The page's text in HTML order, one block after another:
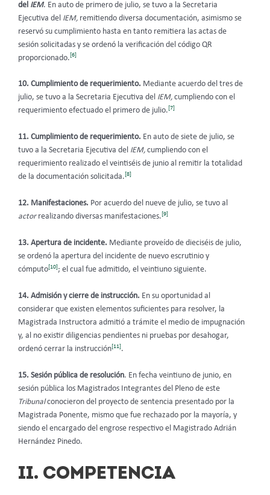
del IEM. En auto de primero de julio, se tuvo a la Secretaria
Ejecutiva del IEM, remitiendo diversa documentación, asimismo se
reservó su cumplimiento hasta en tanto remitiera las actas de
sesión solicitadas y se ordenó la verificación del código QR
proporcionado. [6]
10. Cumplimiento de requerimiento. Mediante acuerdo del tres de
julio, se tuvo a la Secretaria Ejecutiva del IEM, cumpliendo con el
requerimiento efectuado el primero de julio. [7]
11. Cumplimiento de requerimiento. En auto de siete de julio, se
tuvo a la Secretaria Ejecutiva del IEM, cumpliendo con el
requerimiento realizado el veintiséis de junio al remitir la totalidad
de la documentación solicitada.[8]
12. Manifestaciones. Por acuerdo del nueve de julio, se tuvo al
actor realizando diversas manifestaciones.[9]
13. Apertura de incidente. Mediante proveído de dieciséis de julio,
se ordenó la apertura del incidente de nuevo escrutinio y
cómputo[10]; el cual fue admitido, el veintiuno siguiente.
14. Admisión y cierre de instrucción. En su oportunidad al
considerar que existen elementos suficientes para resolver, la
Magistrada Instructora admitió a trámite el medio de impugnación
y, al no existir diligencias pendientes ni pruebas por desahogar,
ordenó cerrar la instrucción[11].
15. Sesión pública de resolución. En fecha veintiuno de junio, en
sesión pública los Magistrados Integrantes del Pleno de este
Tribunalconocieron del proyecto de sentencia presentado por la
Magistrada Ponente, mismo que fue rechazado por la mayoría, y
siendo el encargado del engrose respectivo el Magistrado Adrián
Hernández Pinedo.
II. COMPETENCIA